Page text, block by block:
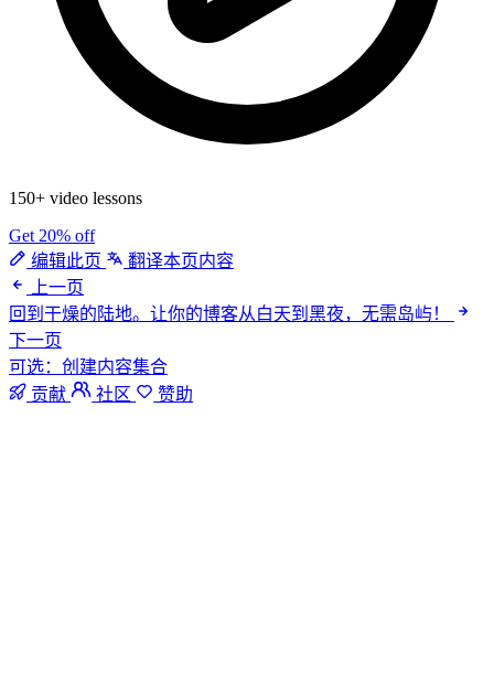
150+ video lessons
Get 20% off
编辑此页
翻译本页内容
上一页
回到干燥的陆地。让你的博客从白天到黑夜，无需岛屿！
下一页
可选：创建内容集合
贡献
社区 赞助